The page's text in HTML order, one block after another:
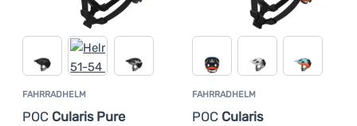
FAHRRADHELM
POC Cularis Pure
FAHRRADHELM
POC Cularis